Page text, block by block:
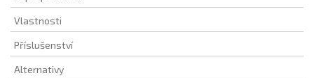
Vlastnosti
Příslušenství
Alternativy